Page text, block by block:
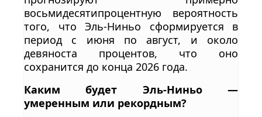
восьмидесятипроцентную вероятность
того, что Эль-Ниньо сформируется в
период с июня по август, и около
девяноста процентов, что оно
сохранится до конца 2026 года.
Каким будет Эль-Ниньо —
умеренным или рекордным?